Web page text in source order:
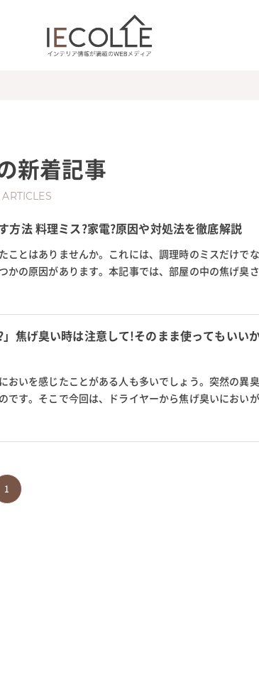
新着記事
方法 料理ミス?家電?原因や対処法を徹底解説
ことはありませんか。これには、調理時のミスだけで
かの原因があります。本記事では、部屋の中の焦げ臭
します。部屋...
」焦げ臭い時は注意して!そのまま使ってもいい
おいを感じたことがある人も多いでしょう。突然の異
です。そこで今回は、ドライヤーから焦げ臭いにおい
ていきます。さ...
1